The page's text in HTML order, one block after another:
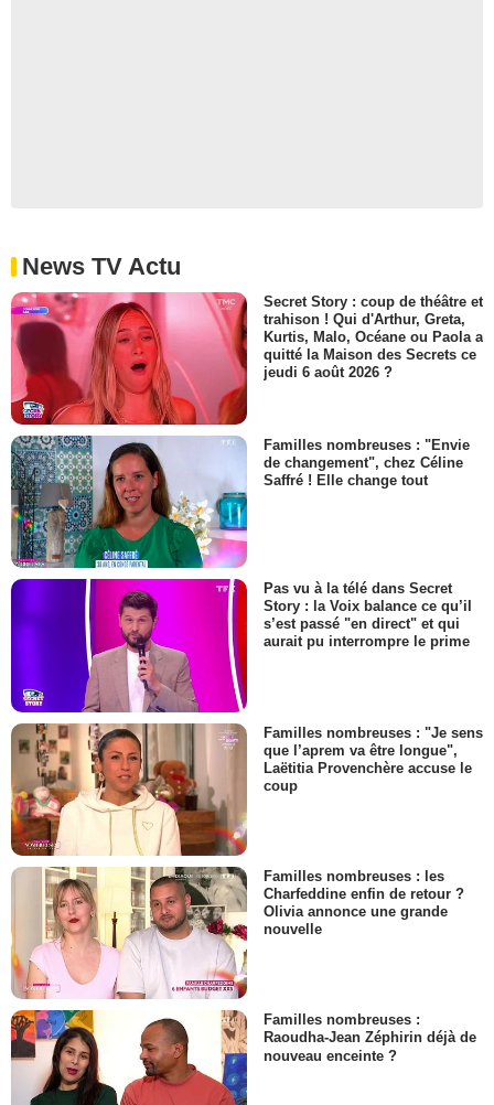
News TV Actu
Secret Story : coup de théâtre et
trahison ! Qui d'Arthur, Greta,
Kurtis, Malo, Océane ou Paola a
quitté la Maison des Secrets ce
jeudi 6 août 2026 ?
Familles nombreuses : "Envie
de changement", chez Céline
Saffré ! Elle change tout
Pas vu à la télé dans Secret
Story : la Voix balance ce qu’il
s’est passé "en direct" et qui
aurait pu interrompre le prime
Familles nombreuses : "Je sens
que l’aprem va être longue",
Laëtitia Provenchère accuse le
coup
Familles nombreuses : les
Charfeddine enfin de retour ?
Olivia annonce une grande
nouvelle
Familles nombreuses :
Raoudha-Jean Zéphirin déjà de
nouveau enceinte ?